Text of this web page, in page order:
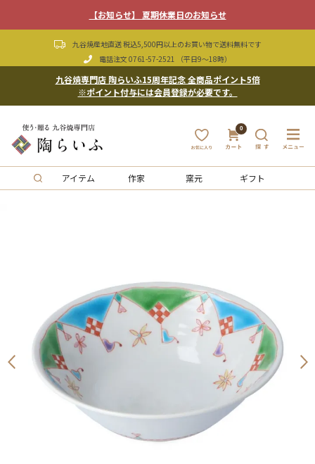
【お知らせ】 夏期休業日のお知らせ
九谷焼産地直送 税込5,500円以上のお買い物で送料無料です
電話注文 0761-57-2521 （平日9〜18時）
九谷焼専門店 陶らいふ15周年記念 全商品ポイント5倍
※ポイント付与には会員登録が必要です。
0
アイテム 作家 窯元 ギフト